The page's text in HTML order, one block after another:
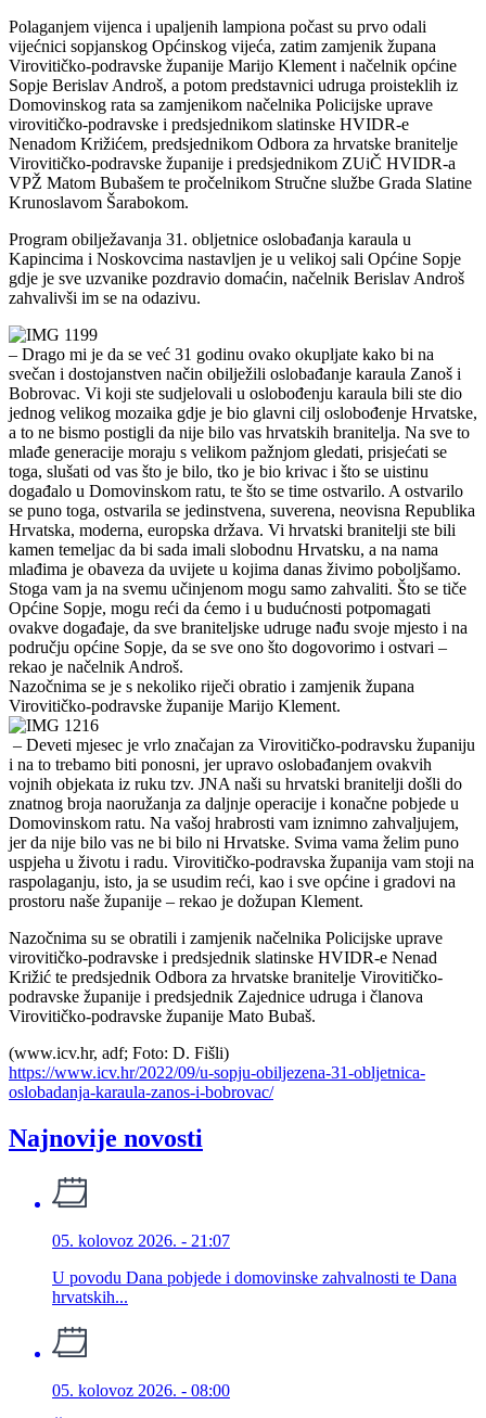
Polaganjem vijenca i upaljenih lampiona počast su prvo odali
vijećnici sopjanskog Općinskog vijeća, zatim zamjenik župana
Virovitičko-podravske županije Marijo Klement i načelnik općine
Sopje Berislav Androš, a potom predstavnici udruga proisteklih iz
Domovinskog rata sa zamjenikom načelnika Policijske uprave
virovitičko-podravske i predsjednikom slatinske HVIDR-e
Nenadom Križićem, predsjednikom Odbora za hrvatske branitelje
Virovitičko-podravske županije i predsjednikom ZUiČ HVIDR-a
VPŽ Matom Bubašem te pročelnikom Stručne službe Grada Slatine
Krunoslavom Šarabokom.
Program obilježavanja 31. obljetnice oslobađanja karaula u
Kapincima i Noskovcima nastavljen je u velikoj sali Općine Sopje
gdje je sve uzvanike pozdravio domaćin, načelnik Berislav Androš
zahvalivši im se na odazivu.
– Drago mi je da se već 31 godinu ovako okupljate kako bi na
svečan i dostojanstven način obilježili oslobađanje karaula Zanoš i
Bobrovac. Vi koji ste sudjelovali u oslobođenju karaula bili ste dio
jednog velikog mozaika gdje je bio glavni cilj oslobođenje Hrvatske,
a to ne bismo postigli da nije bilo vas hrvatskih branitelja. Na sve to
mlađe generacije moraju s velikom pažnjom gledati, prisjećati se
toga, slušati od vas što je bilo, tko je bio krivac i što se uistinu
događalo u Domovinskom ratu, te što se time ostvarilo. A ostvarilo
se puno toga, ostvarila se jedinstvena, suverena, neovisna Republika
Hrvatska, moderna, europska država. Vi hrvatski branitelji ste bili
kamen temeljac da bi sada imali slobodnu Hrvatsku, a na nama
mlađima je obaveza da uvijete u kojima danas živimo poboljšamo.
Stoga vam ja na svemu učinjenom mogu samo zahvaliti. Što se tiče
Općine Sopje, mogu reći da ćemo i u budućnosti potpomagati
ovakve događaje, da sve braniteljske udruge nađu svoje mjesto i na
području općine Sopje, da se sve ono što dogovorimo i ostvari –
rekao je načelnik Androš.
Nazočnima se je s nekoliko riječi obratio i zamjenik župana
Virovitičko-podravske županije Marijo Klement.
– Deveti mjesec je vrlo značajan za Virovitičko-podravsku županiju
i na to trebamo biti ponosni, jer upravo oslobađanjem ovakvih
vojnih objekata iz ruku tzv. JNA naši su hrvatski branitelji došli do
znatnog broja naoružanja za daljnje operacije i konačne pobjede u
Domovinskom ratu. Na vašoj hrabrosti vam iznimno zahvaljujem,
jer da nije bilo vas ne bi bilo ni Hrvatske. Svima vama želim puno
uspjeha u životu i radu. Virovitičko-podravska županija vam stoji na
raspolaganju, isto, ja se usudim reći, kao i sve općine i gradovi na
prostoru naše županije – rekao je dožupan Klement.
Nazočnima su se obratili i zamjenik načelnika Policijske uprave
virovitičko-podravske i predsjednik slatinske HVIDR-e Nenad
Križić te predsjednik Odbora za hrvatske branitelje Virovitičko-
podravske županije i predsjednik Zajednice udruga i članova
Virovitičko-podravske županije Mato Bubaš.
(www.icv.hr, adf; Foto: D. Fišli)
https://www.icv.hr/2022/09/u-sopju-obiljezena-31-obljetnica-
oslobadanja-karaula-zanos-i-bobrovac/
Najnovije novosti
05. kolovoz 2026. - 21:07
U povodu Dana pobjede i domovinske zahvalnosti te Dana
hrvatskih...
05. kolovoz 2026. - 08:00